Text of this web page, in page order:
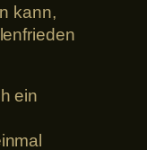
kann,
ein